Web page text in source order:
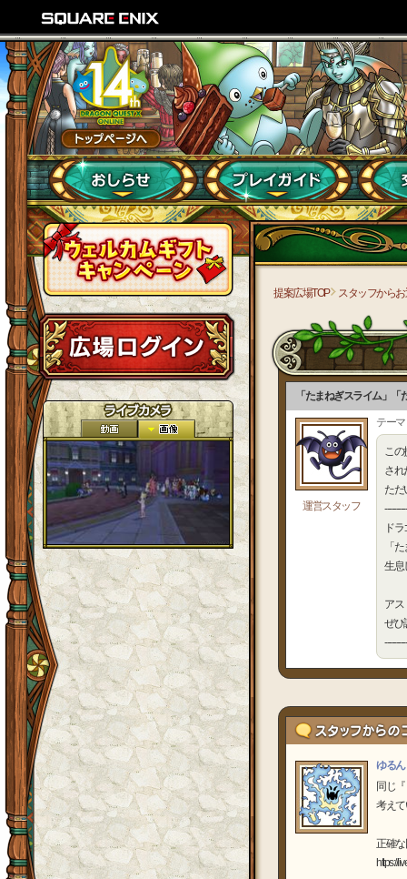
提案広場TOP スタッフから
「たまねぎスライム」
運営スタッフ
テー
この
され
ただ
ド
「
生息
アス
ぜひ
ゆるん
同じ
考え
正確
https://